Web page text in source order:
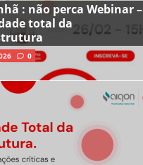
: não perca Webinar –
total da
0